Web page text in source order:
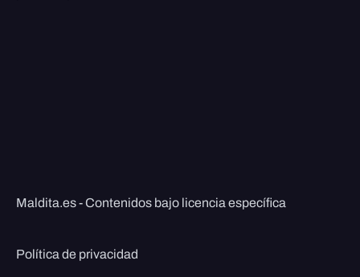
Maldita.es - Contenidos bajo licencia específica
Política de privacidad